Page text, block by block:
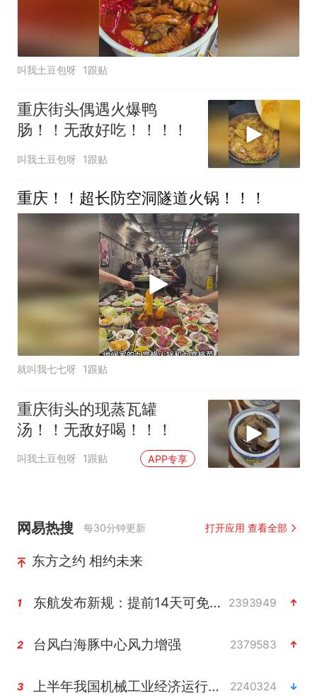
叫我土豆包呀 1跟贴
重庆街头偶遇火爆鸭
肠！！无敌好吃！！！！
叫我土豆包呀 1跟贴
重庆！！超长防空洞隧道火锅！！！
就叫我七七呀 1跟贴
重庆街头的现蒸瓦罐
汤！！无敌好喝！！！
叫我土豆包呀 1跟贴 APP专享
网易热搜 每30分钟更新 打开应用 查看全部
东方之约 相约未来
1 东航发布新规：提前14天可免费退改签 2393949
2 台风白海豚中心风力增强 2379583
3 上半年我国机械工业经济运行稳中有进 2240324